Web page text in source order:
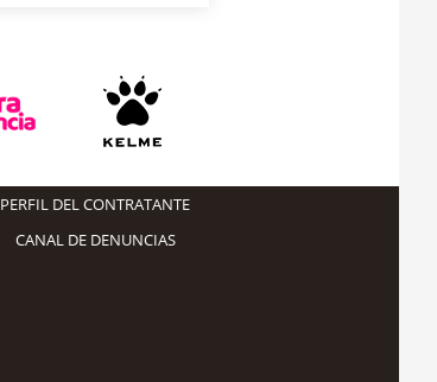
PERFIL DEL CONTRATANTE
CANAL DE DENUNCIAS